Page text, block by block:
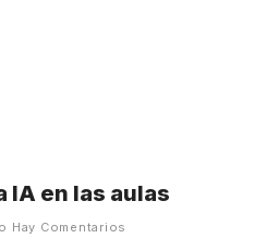
IA en las aulas
Hay Comentarios